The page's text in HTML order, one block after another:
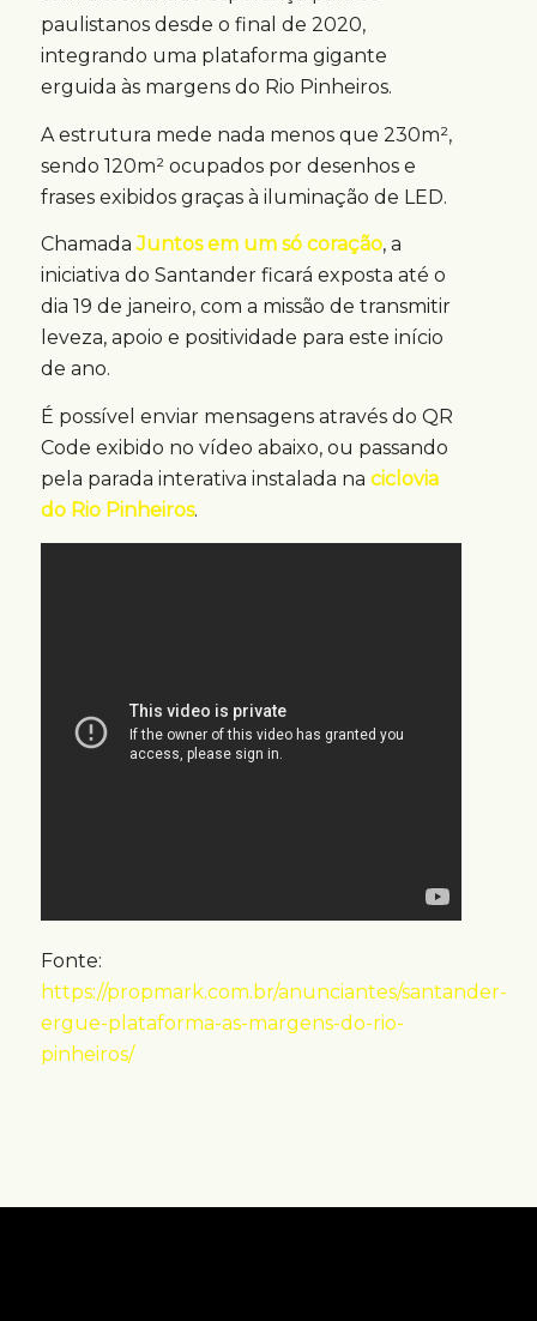
paulistanos desde o final de 2020,
integrando uma plataforma gigante
erguida às margens do Rio Pinheiros.
A estrutura mede nada menos que 230m²,
sendo 120m² ocupados por desenhos e
frases exibidos graças à iluminação de LED.
ChamadaJuntos em um só coração, a
iniciativa do Santander ficará exposta até o
dia 19 de janeiro, com a missão de transmitir
leveza, apoio e positividade para este início
de ano.
É possível enviar mensagens através do QR
Code exibido no vídeo abaixo, ou passando
pela parada interativa instalada na ciclovia
do Rio Pinheiros.
Fonte:
https://propmark.com.br/anunciantes/santander-
ergue-plataforma-as-margens-do-rio-
pinheiros/